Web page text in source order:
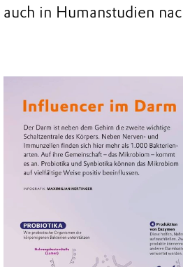
auch in Humanstudien